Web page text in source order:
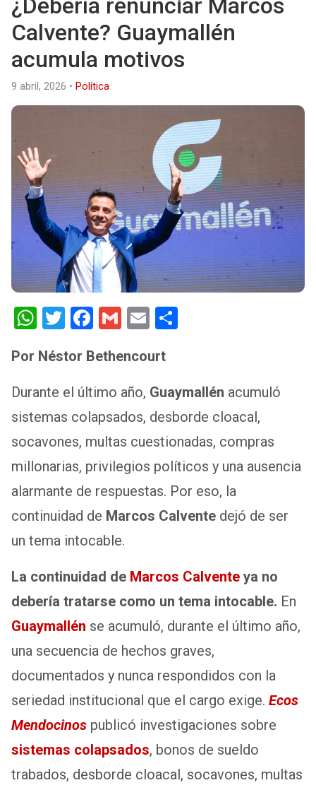
¿Debería renunciar Marcos
Calvente? Guaymallén
acumula motivos
9 abril, 2026 • Política
W
at
s
A
p
T
tt
er
F
ce
b
o
o
k
G
ail
E
ail
e
Por Néstor Bethencourt
Durante el último año, Guaymallén acumuló
sistemas colapsados, desborde cloacal,
socavones, multas cuestionadas, compras
millonarias, privilegios políticos y una ausencia
alarmante de respuestas. Por eso, la
continuidad de Marcos Calvente dejó de ser
un tema intocable.
La continuidad de Marcos Calvente ya no
debería tratarse como un tema intocable. En
Guaymallén se acumuló, durante el último año,
una secuencia de hechos graves,
documentados y nunca respondidos con la
seriedad institucional que el cargo exige. Ecos
Mendocinos publicó investigaciones sobre
sistemas colapsados, bonos de sueldo
trabados, desborde cloacal, socavones, multas